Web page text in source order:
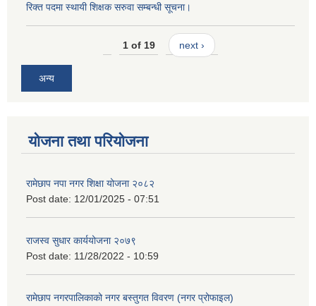
रिक्त पदमा स्थायी शिक्षक सरुवा सम्बन्धी सूचना।
1 of 19 next ›
अन्य
योजना तथा परियोजना
रामेछाप नपा नगर शिक्षा योजना २०८२
Post date: 12/01/2025 - 07:51
राजस्व सुधार कार्ययोजना २०७९
Post date: 11/28/2022 - 10:59
रामेछाप नगरपालिकाको नगर बस्तुगत विवरण (नगर प्रोफाइल)